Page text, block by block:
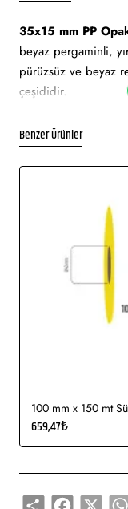
35x15 mm PP
beyaz pergaminli,
pürüzsüz ve beyaz
çeşididir.
Yapışkan Türleri:
(Kuvvetli yapışkan
tutkal), Deep frezee
Kullanım Alanları:
etiketi, elektronik
sıcaklıklarda
amaçlar için
Benzer Ürünler
100 mm x 150 mt
659,47₺
Share Facebook
X